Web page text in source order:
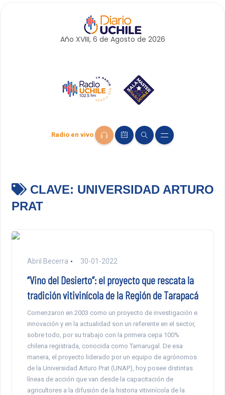
Año XVIII, 6 de Agosto de 2026
Radio en vivo
CLAVE: UNIVERSIDAD ARTURO
PRAT
Abril Becerra 30-01-2022
“Vino del Desierto”: el proyecto que rescata la
tradición vitivinícola de la Región de Tarapacá
Comenzaron en 2003 como un proyecto de investigación e
innovación y en la actualidad son un referente en el sector,
sobre todo, por su trabajo con la primera cepa 100%
chilena registrada, conocida como Tamarugal. De esa
manera, el proyecto liderado por un equipo de agrónomos
de la Universidad Arturo Prat (UNAP), hoy posee distintas
líneas de acción que van desde la capacitación de
agricultores a la difusión de la historia vitivinícola de la